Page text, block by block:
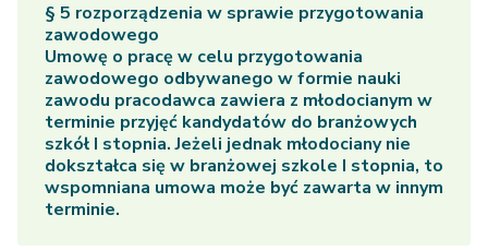
§ 5 rozporządzenia w sprawie przygotowania
zawodowego
Umowę o pracę w celu przygotowania
zawodowego odbywanego w formie nauki
zawodu pracodawca zawiera z młodocianym w
terminie przyjęć kandydatów do branżowych
szkół I stopnia. Jeżeli jednak młodociany nie
dokształca się w branżowej szkole I stopnia, to
wspomniana umowa może być zawarta w innym
terminie.